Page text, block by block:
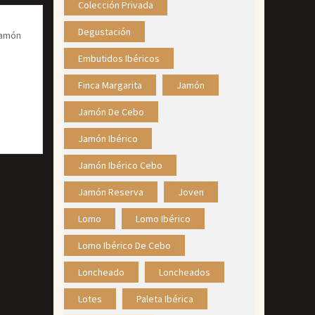
Colección Privada
Degustación
Embutidos Ibéricos
Finca Margarita Jamón
Jamón De Cebo
Jamón Ibérico
Jamón Ibérico Cebo
Jamón Reserva Joven
Lomo Lomo Ibérico
Lomo Ibérico De Cebo
Loncheado Loncheados
Lotes Paleta Ibérica